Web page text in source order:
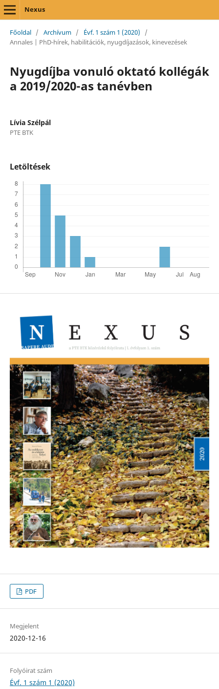
Nexus
Főoldal / Archívum / Évf. 1 szám 1 (2020)
/
Annales | PhD-hírek, habilitációk, nyugdíjazások, kinevezések
Nyugdíjba vonuló oktató kollégák
a 2019/2020-as tanévben
Lívia Szélpál
PTE BTK
Letöltések
PDF
Megjelent
2020-12-16
Folyóirat szám
Évf. 1 szám 1 (2020)